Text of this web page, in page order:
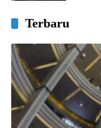
Terbaru